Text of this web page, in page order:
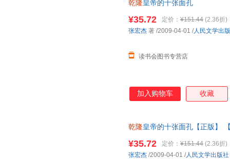
乾隆皇帝的十张面孔
¥35.72 定价： ¥151.44 (2.36折)
读书会图书专营店
张宏杰 著 /2009-04-01 /人民文学出
加入购物车 收藏
乾隆皇帝的十张面孔【正版】
¥35.72 定价： ¥151.44 (2.36折)
张宏杰 /2009-04-01 /人民文学出版社